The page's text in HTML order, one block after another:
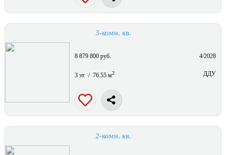
3-комн. кв.
8 879 800 руб. 4/2028
3 эт. / 76.55 м2 ДДУ
2-комн. кв.